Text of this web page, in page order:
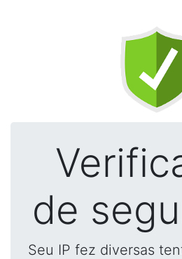
de
Seu IP fez diversas